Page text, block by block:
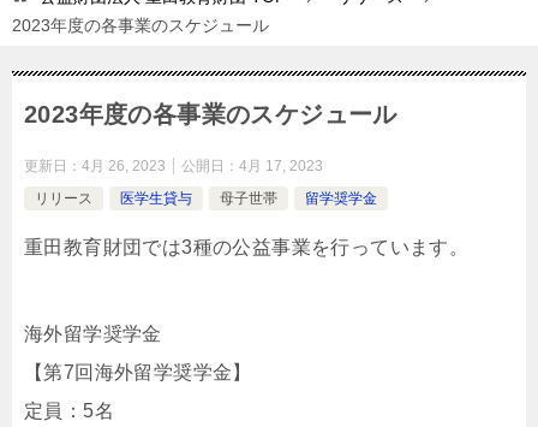
2023年度の各事業のスケジュール
2023年度の各事業のスケジュール
更新日： 4月 26, 2023 公開日： 4月 17, 2023
リリース
医学生貸与 母子世帯 留学奨学金
重田教育財団では3種の公益事業を行っています。
海外留学奨学金
【第7回海外留学奨学金】
定員：5名